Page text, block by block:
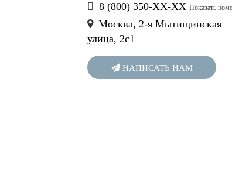
8 (800) 350-ХХ-ХХ Показать
Москва, 2-я Мытищинская
улица, 2с1
НАПИСАТЬ НАМ